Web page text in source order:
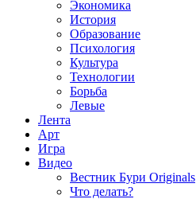
Экономика
История
Образование
Психология
Культура
Технологии
Борьба
Левые
Лента
Арт
Игра
Видео
Вестник Бури Originals
Что делать?